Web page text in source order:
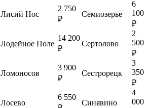
Лисий Нос
2 750
₽
Семиозерье
6
100
₽
Лодейное Поле
14 200
₽
Сертолово
2
500
₽
Ломоносов
3 900
₽
Сестрорецк
3
350
₽
Лосево
6 550
Синявино
4
000